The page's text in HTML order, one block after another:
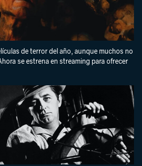
de terror del año, aunque muchos no
se estrena en streaming para ofrecer